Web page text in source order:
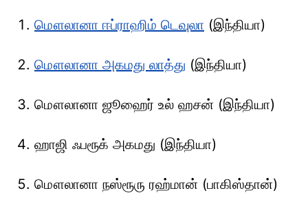
மௌலானா ஈப்ராஹிம் டெவுலா (இந்தியா)
மௌலானா அகமது லாத்து (இந்தியா)
மௌலானா ஜூஹைர் உல் ஹசன் (இந்தியா)
ஹாஜி ஃபரூக் அகமது (இந்தியா)
மௌலானா நஸ்ரூரு ரஹ்மான் (பாகிஸ்தான்)